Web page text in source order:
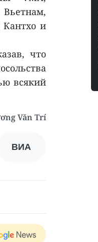
Кантхо и
что
всякий
Văn Trí
ВИА